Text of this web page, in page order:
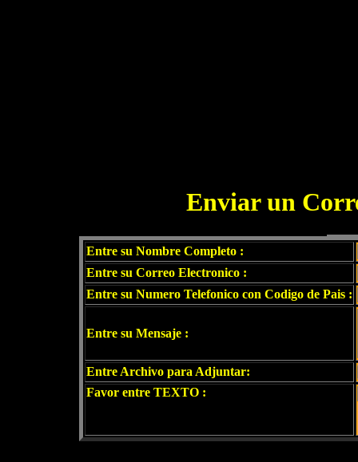
Enviar un
Entre su Nombre Completo :
Entre su Correo Electronico :
Entre su Numero Telefonico con Codigo de Pais :
Entre su Mensaje :
Entre Archivo para Adjuntar:
Favor entre TEXTO :